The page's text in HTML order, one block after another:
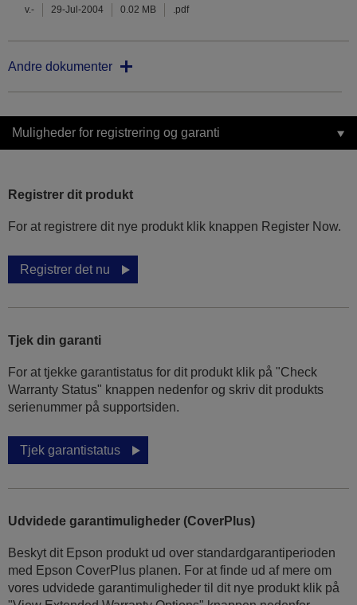
v.- 29-Jul-2004 0.02 MB .pdf
Andre dokumenter
Muligheder for registrering og garanti
Registrer dit produkt
For at registrere dit nye produkt klik knappen Register Now.
Registrer det nu
Tjek din garanti
For at tjekke garantistatus for dit produkt klik på "Check
Warranty Status" knappen nedenfor og skriv dit produkts
serienummer på supportsiden.
Tjek garantistatus
Udvidede garantimuligheder (CoverPlus)
Beskyt dit Epson produkt ud over standardgarantiperioden
med Epson CoverPlus planen. For at finde ud af mere om
vores udvidede garantimuligheder til dit nye produkt klik på